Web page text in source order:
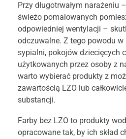
Przy długotrwałym narażeniu
świeżo pomalowanych
odpowiedniej wentylacji –
odczuwalne. Z tego powodu
sypialni, pokojów dziecięcych
użytkowanych przez osoby z
warto wybierać produkty z
zawartością LZO lub
substancji.
Farby bez LZO to produkty
opracowane tak, by ich skład